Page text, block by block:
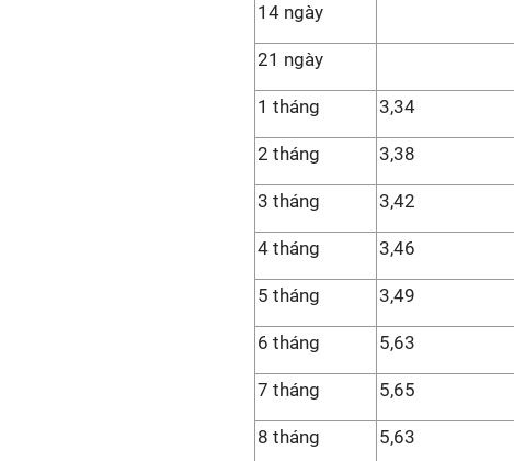
14 ngày
21 ngày
1 tháng 3,34
2 tháng 3,38
3 tháng 3,42
4 tháng 3,46
5 tháng 3,49
6 tháng 5,63
7 tháng 5,65
8 tháng 5,63